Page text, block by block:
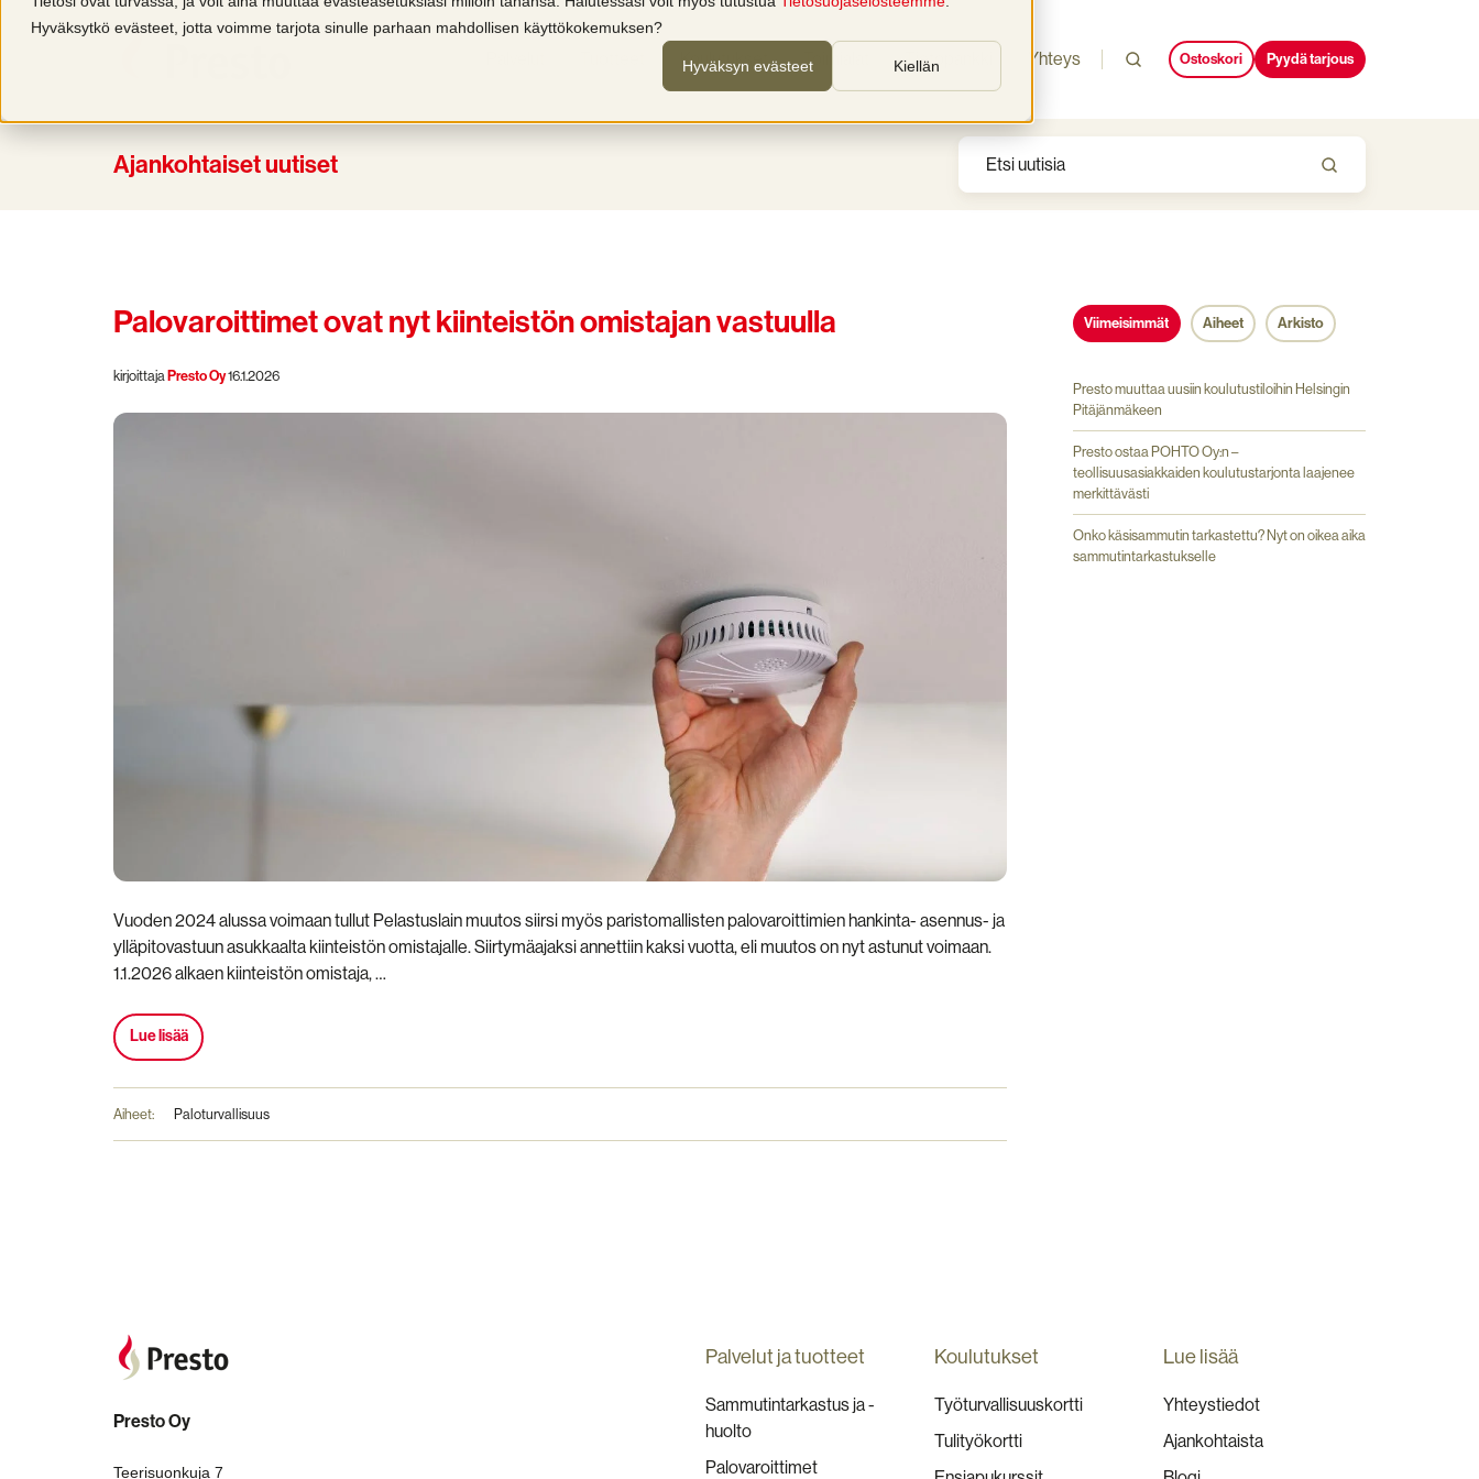
Hyväksytkö evästeet, jotta voimme tarjota sinulle parhaan mahdollisen käyttökokemuksen?
Hyväksyn evästeet Kiellän
Koulutukset Toimialat Tietopankki Yhteys Ostoskori Pyydä tarjous
Ajankohtaiset uutiset
Palovaroittimet ovat nyt kiinteistön omistajan vastuulla
kirjoittaja Presto Oy16.1.2026
Vuoden 2024 alussa voimaan tullut Pelastuslain muutos siirsi myös paristomallisten palovaroittimien hankinta- asennus- ja
ylläpitovastuun asukkaalta kiinteistön omistajalle. Siirtymäajaksi annettiin kaksi vuotta, eli muutos on nyt astunut voimaan.
1.1.2026 alkaen kiinteistön omistaja, …
Lue lisää
Aiheet: Paloturvallisuus
Viimeisimmät Aiheet Arkisto
Presto muuttaa uusiin koulutustiloihin Helsingin
Pitäjänmäkeen
Presto ostaa POHTO Oy:n –
teollisuusasiakkaiden koulutustarjonta laajenee
merkittävästi
Onko käsisammutin tarkastettu? Nyt on oikea aika
sammutintarkastukselle
Presto Oy
Teerisuonkuja 7
Palvelut ja tuotteet
Sammutintarkastus ja -
huolto
Palovaroittimet
Koulutukset
Työturvallisuuskortti
Tulityökortti
Lue lisää
Yhteystiedot
Ajankohtaista